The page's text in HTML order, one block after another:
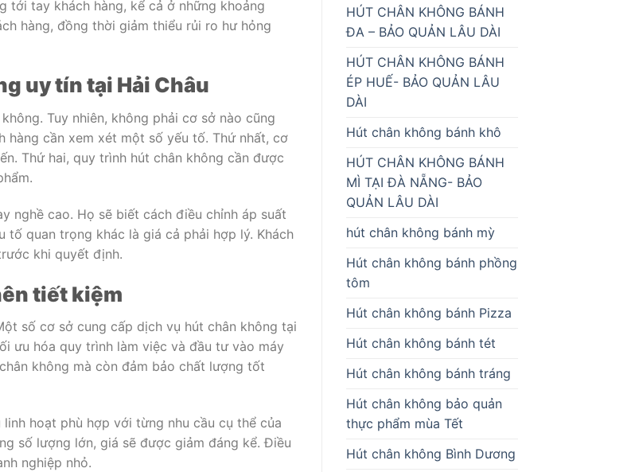
tới tay khách hàng, kể cả ở những khoảng
hàng, đồng thời giảm thiểu rủi ro hư hỏng
uy tín tại Hải Châu
Tuy nhiên, không phải cơ sở nào cũng
cần xem xét một số yếu tố. Thứ nhất, cơ
Thứ hai, quy trình hút chân không cần được
nghề cao. Họ sẽ biết cách điều chỉnh áp suất
quan trọng khác là giá cả phải hợp lý. Khách
khi quyết định.
tiết kiệm
số cơ sở cung cấp dịch vụ hút chân không tại
ưu hóa quy trình làm việc và đầu tư vào máy
không mà còn đảm bảo chất lượng tốt
hoạt phù hợp với từng nhu cầu cụ thể của
số lượng lớn, giá sẽ được giảm đáng kể. Điều
nghiệp nhỏ.
HÚT CHÂN KHÔNG BÁNH
ĐA – BẢO QUẢN LÂU DÀI
HÚT CHÂN KHÔNG BÁNH
ÉP HUẾ- BẢO QUẢN LÂU
DÀI
Hút chân không bánh khô
HÚT CHÂN KHÔNG BÁNH
MÌ TẠI ĐÀ NẴNG- BẢO
QUẢN LÂU DÀI
hút chân không bánh mỳ
Hút chân không bánh phồng
tôm
Hút chân không bánh Pizza
Hút chân không bánh tét
Hút chân không bánh tráng
Hút chân không bảo quản
thực phẩm mùa Tết
Hút chân không Bình Dương